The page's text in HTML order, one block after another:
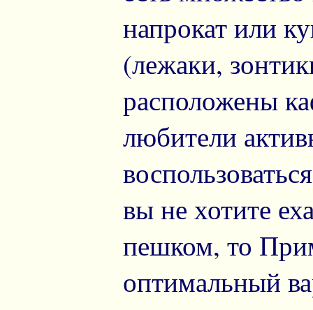
напрокат или
(лежаки,
расположены
любители
вы не хотите
пешком, то
оптимальный